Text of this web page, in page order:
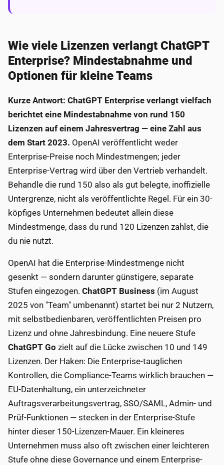
Wie viele Lizenzen verlangt ChatGPT
Enterprise? Mindestabnahme und
Optionen für kleine Teams
Kurze Antwort: ChatGPT Enterprise verlangt vielfach
berichtet eine Mindestabnahme von rund 150
Lizenzen auf einem Jahresvertrag — eine Zahl aus
dem Start 2023. OpenAI veröffentlicht weder
Enterprise-Preise noch Mindestmengen; jeder
Enterprise-Vertrag wird über den Vertrieb verhandelt.
Behandle die rund 150 also als gut belegte, inoffizielle
Untergrenze, nicht als veröffentlichte Regel. Für ein 30-
köpfiges Unternehmen bedeutet allein diese
Mindestmenge, dass du rund 120 Lizenzen zahlst, die
du nie nutzt.
OpenAI hat die Enterprise-Mindestmenge nicht
gesenkt — sondern darunter günstigere, separate
Stufen eingezogen. ChatGPT Business (im August
2025 von "Team" umbenannt) startet bei nur 2 Nutzern,
mit selbstbedienbaren, veröffentlichten Preisen pro
Lizenz und ohne Jahresbindung. Eine neuere Stufe
ChatGPT Go zielt auf die Lücke zwischen 10 und 149
Lizenzen. Der Haken: Die Enterprise-tauglichen
Kontrollen, die Compliance-Teams wirklich brauchen —
EU-Datenhaltung, ein unterzeichneter
Auftragsverarbeitungsvertrag, SSO/SAML, Admin- und
Prüf-Funktionen — stecken in der Enterprise-Stufe
hinter dieser 150-Lizenzen-Mauer. Ein kleineres
Unternehmen muss also oft zwischen einer leichteren
Stufe ohne diese Governance und einem Enterprise-